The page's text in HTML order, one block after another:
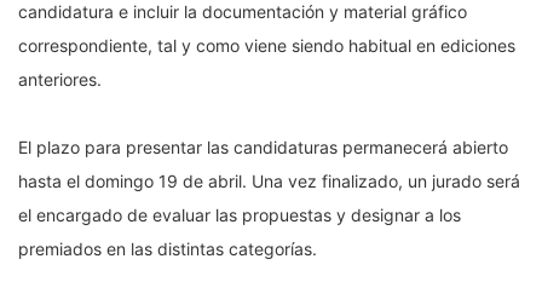
candidatura e incluir la documentación y material gráfico
correspondiente, tal y como viene siendo habitual en ediciones
anteriores.
El plazo para presentar las candidaturas permanecerá abierto
hasta el domingo 19 de abril. Una vez finalizado, un jurado será
el encargado de evaluar las propuestas y designar a los
premiados en las distintas categorías.